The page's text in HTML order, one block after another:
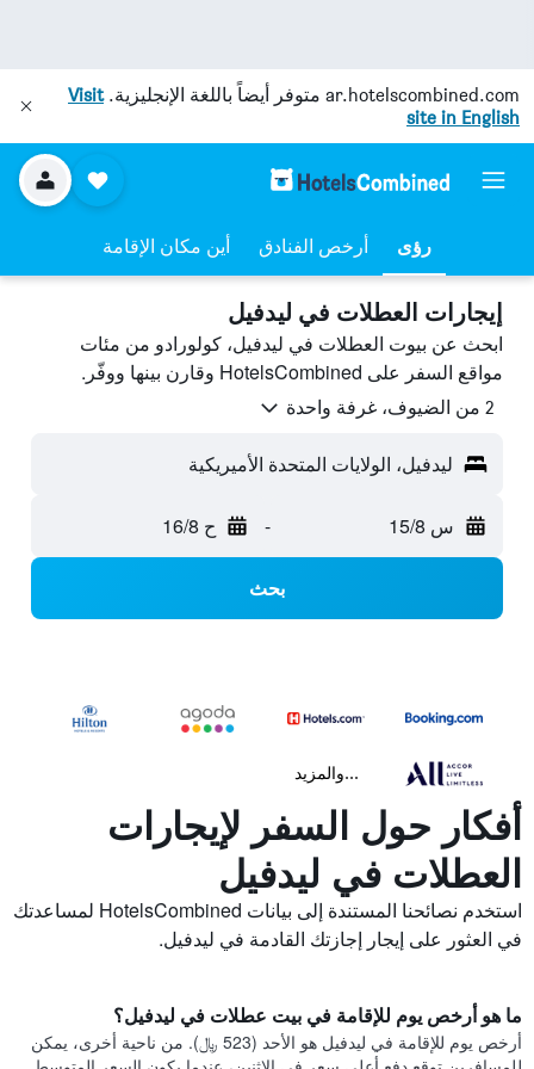
ar.hotelscombined.com متوفر أيضاً باللغة الإنجليزية.Visit
site in English
رؤى أرخص الفنادق أين مكان الإقامة
إيجارات العطلات في ليدفيل
ابحث عن بيوت العطلات في ليدفيل، كولورادو من مئات
مواقع السفر على HotelsCombined وقارن بينها ووفّر.
2 من الضيوف، غرفة واحدة
ليدفيل، الولايات المتحدة الأميريكية
س 15/8 - ح 16/8
بحث
...والمزيد
أفكار حول السفر لإيجارات
العطلات في ليدفيل
استخدم نصائحنا المستندة إلى بيانات HotelsCombined لمساعدتك
في العثور على إيجار إجازتك القادمة في ليدفيل.
ما هو أرخص يوم للإقامة في بيت عطلات في ليدفيل؟
أرخص يوم للإقامة في ليدفيل هو الأحد (523 ﷼). من ناحية أخرى، يمكن